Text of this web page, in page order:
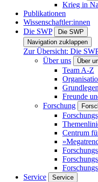
Krieg in
Publikationen
Wissenschaftler:innen
Die SWP
Die SWP
Navigation zuklappen
Zur Übersicht: Die
Über uns
Über
Team A-Z
Freunde
Forschung
Centrum
Service
Service